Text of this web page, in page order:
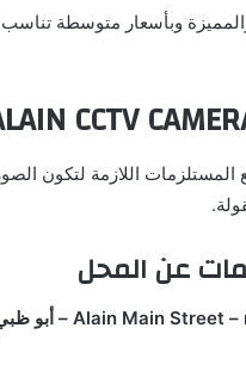
CCTV
المستلزمات اللازمة لتكون
عن المحل